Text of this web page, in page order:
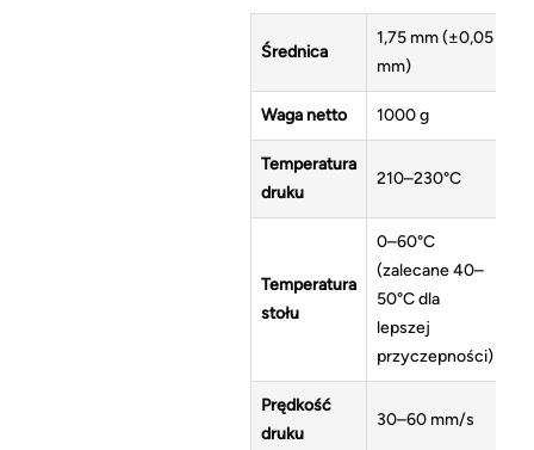
Średnica
1,75 mm (±0,05
mm)
Waga netto 1000 g
Temperatura
druku
210–230°C
Temperatura
stołu
0–60°C
(zalecane 40–
50°C dla
lepszej
przyczepności)
Prędkość
druku
30–60 mm/s